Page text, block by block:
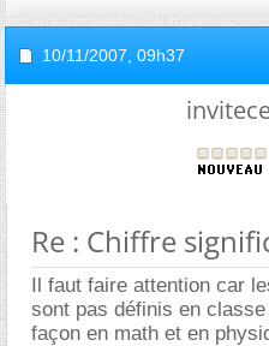
10/11/2007, 09h37
Re : Chiffre
Il faut faire attention car
sont pas définis en
façon en math et en